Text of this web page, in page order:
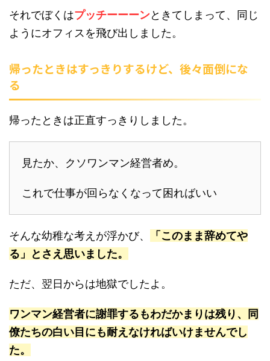
それでぼくはプッチーーーンときてしまって、同じ
ようにオフィスを飛び出しました。
帰ったときはすっきりするけど、後々面倒にな
る
帰ったときは正直すっきりしました。
見たか、クソワンマン経営者め。
これで仕事が回らなくなって困ればいい
そんな幼稚な考えが浮かび、
「このまま辞めてや
る」とさえ思いました。
ただ、翌日からは地獄でしたよ。
ワンマン経営者に謝罪するもわだかまりは残り、同
僚たちの白い目にも耐えなければいけませんでし
た。